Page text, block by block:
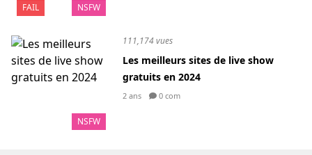
FAIL NSFW
NSFW
111,174 vues
Les meilleurs sites de live show
gratuits en 2024
2 ans 0 com